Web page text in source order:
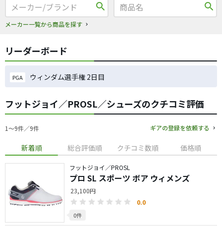
search
メーカー一覧から商品を探す
search
リーダーボード
PGA ウィンダム選手権 2日目
フットジョイ／PROSL／シューズのクチコミ評価
1〜9件／9件 ギアの登録を依頼する
新着順 総合評価順 クチコミ数順 価格順
フットジョイ／PROSL
プロ SL スポーツ ボア ウィメンズ
23,100円
0.0
0件